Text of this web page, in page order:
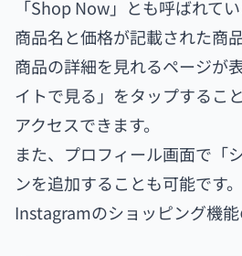
「Shop Now」とも呼ばれてい
商品名と価格が記載された商
商品の詳細を見れるページが
イトで見る」をタップするこ
アクセスできます。
また、プロフィール画面で「
ンを追加することも可能です。
Instagramのショッピング機